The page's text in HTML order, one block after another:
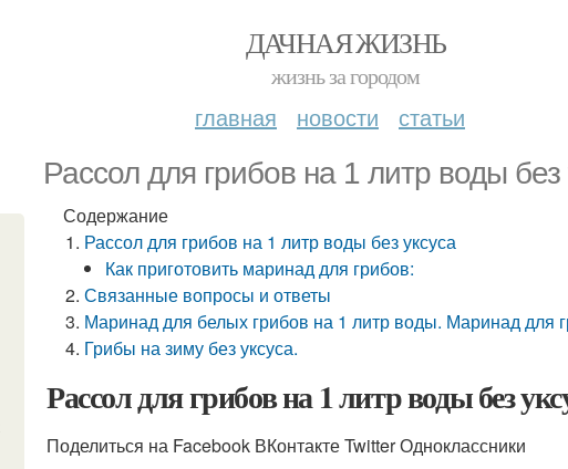
ДАЧНАЯ ЖИЗНЬ
жизнь за городом
главная новости статьи
Рассол для грибов на 1 литр воды без
Содержание
Рассол для грибов на 1 литр воды без уксуса
Как приготовить маринад для грибов:
Связанные вопросы и ответы
Маринад для белых грибов на 1 литр воды. Маринад для
Грибы на зиму без уксуса.
Рассол для грибов на 1 литр воды без
Поделиться на Facebook ВКонтакте Twitter Одноклассники